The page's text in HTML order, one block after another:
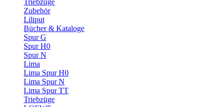
Triebzüge
Zubehör
Liliput
Bücher & Kataloge
Spur G
Spur H0
Spur N
Lima
Lima Spur H0
Lima Spur N
Lima Spur TT
Triebzüge